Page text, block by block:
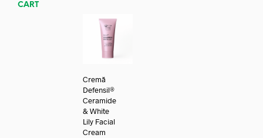
CART
Cremă
Defensil®
Ceramide
& White
Lily Facial
Cream